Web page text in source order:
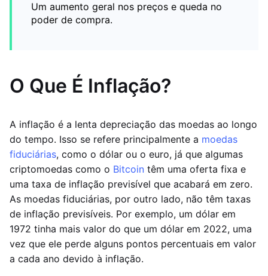
Um aumento geral nos preços e queda no
poder de compra.
O Que É Inflação?
A inflação é a lenta depreciação das moedas ao longo
do tempo. Isso se refere principalmente a moedas
fiduciárias, como o dólar ou o euro, já que algumas
criptomoedas como o Bitcoin têm uma oferta fixa e
uma taxa de inflação previsível que acabará em zero.
As moedas fiduciárias, por outro lado, não têm taxas
de inflação previsíveis. Por exemplo, um dólar em
1972 tinha mais valor do que um dólar em 2022, uma
vez que ele perde alguns pontos percentuais em valor
a cada ano devido à inflação.